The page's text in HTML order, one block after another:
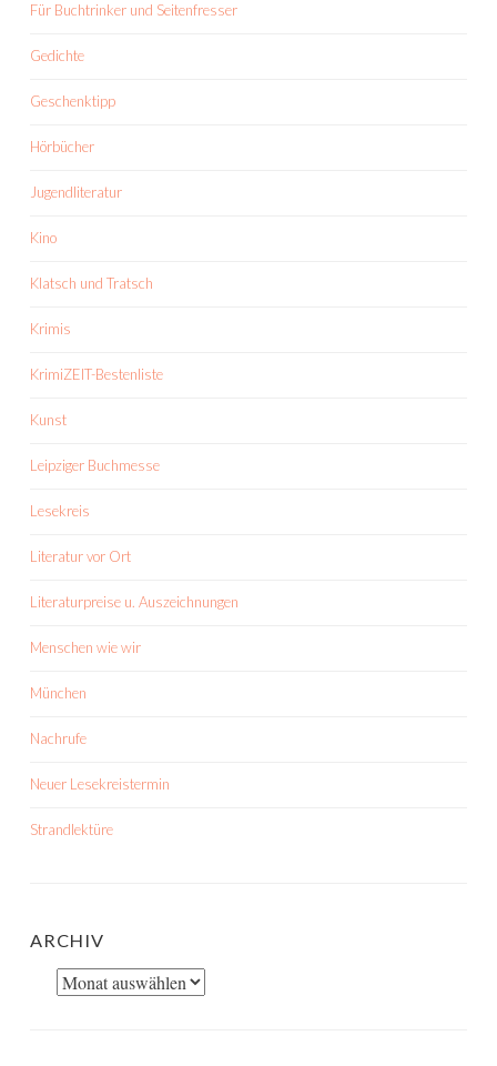
Für Buchtrinker und Seitenfresser
Gedichte
Geschenktipp
Hörbücher
Jugendliteratur
Kino
Klatsch und Tratsch
Krimis
KrimiZEIT-Bestenliste
Kunst
Leipziger Buchmesse
Lesekreis
Literatur vor Ort
Literaturpreise u. Auszeichnungen
Menschen wie wir
München
Nachrufe
Neuer Lesekreistermin
Strandlektüre
ARCHIV
Archiv